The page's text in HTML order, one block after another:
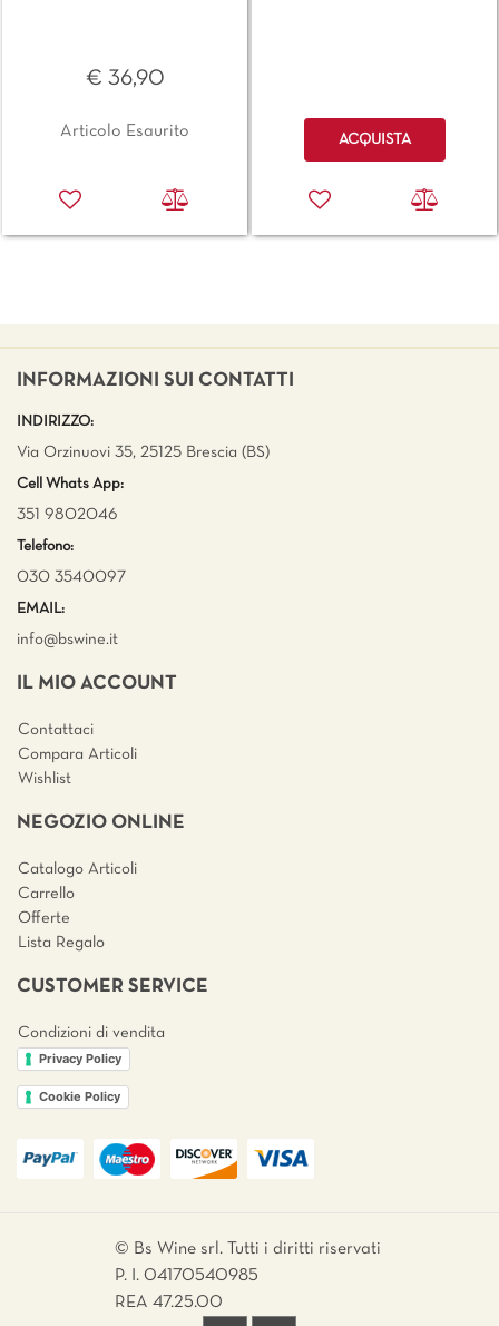
€ 36,90
Articolo Esaurito Quantità
ACQUISTA
INFORMAZIONI SUI CONTATTI
INDIRIZZO:
Via Orzinuovi 35, 25125 Brescia (BS)
Cell Whats App:
351 9802046
Telefono:
030 3540097
EMAIL:
info@bswine.it
IL MIO ACCOUNT
Contattaci
Compara Articoli
Wishlist
NEGOZIO ONLINE
Catalogo Articoli
Carrello
Offerte
Lista Regalo
CUSTOMER SERVICE
Condizioni di vendita
Privacy Policy
Cookie Policy
© Bs Wine srl. Tutti i diritti riservati
P. I. 04170540985
REA 47.25.00